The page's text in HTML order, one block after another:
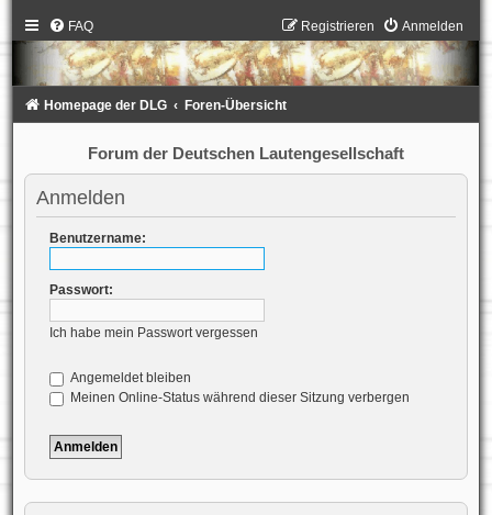
FAQ Anmelden
Registrieren
Homepage der DLG Foren-Übersicht
Forum der Deutschen Lautengesellschaft
Anmelden
Benutzername:
Passwort:
Ich habe mein Passwort vergessen
Angemeldet bleiben
Meinen Online-Status während dieser Sitzung verbergen